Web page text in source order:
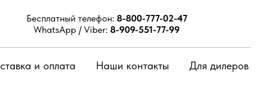
Бесплатный телефон: 8-800-777-02-47
WhatsApp / Viber: 8-909-551-77-99
и оплата Наши контакты Для дилеров